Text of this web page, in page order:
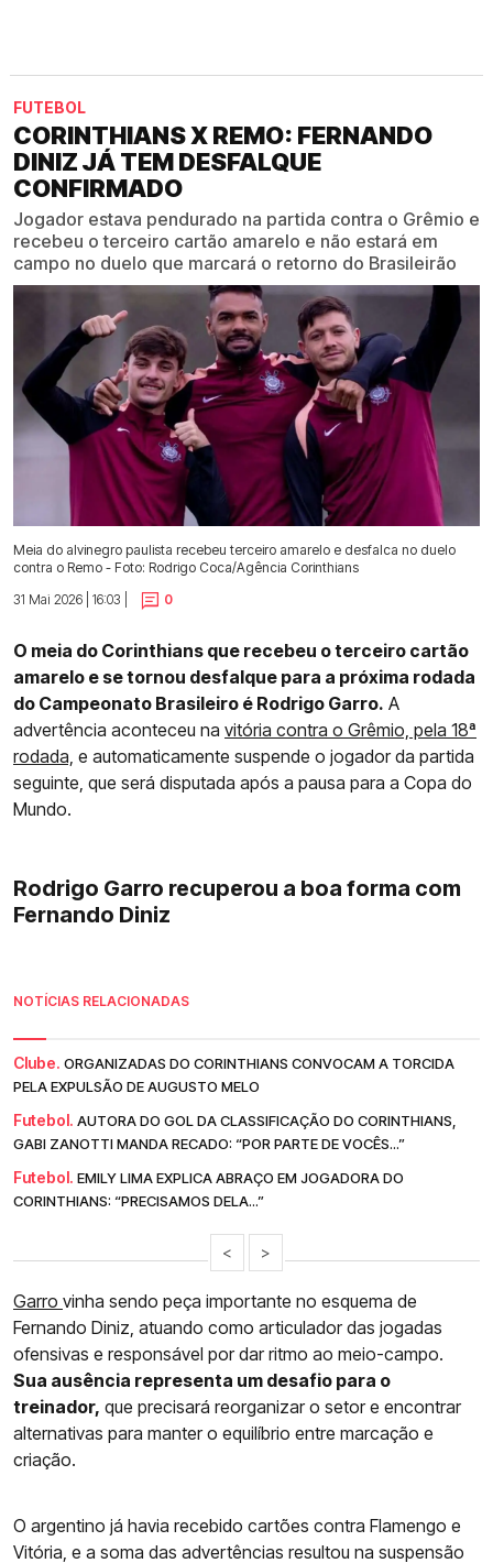
FUTEBOL
CORINTHIANS X REMO: FERNANDO
DINIZ JÁ TEM DESFALQUE
CONFIRMADO
Jogador estava pendurado na partida contra o Grêmio e
recebeu o terceiro cartão amarelo e não estará em
campo no duelo que marcará o retorno do Brasileirão
Meia do alvinegro paulista recebeu terceiro amarelo e desfalca no duelo
contra o Remo - Foto: Rodrigo Coca/Agência Corinthians
31 Mai 2026 | 16:03 |
0
O meia do Corinthians que recebeu o terceiro cartão
amarelo e se tornou desfalque para a próxima rodada
do Campeonato Brasileiro é Rodrigo Garro. A
advertência aconteceu na vitória contra o Grêmio, pela 18ª
rodada, e automaticamente suspende o jogador da partida
seguinte, que será disputada após a pausa para a Copa do
Mundo.
Rodrigo Garro recuperou a boa forma com
Fernando Diniz
NOTÍCIAS RELACIONADAS
Clube. ORGANIZADAS DO CORINTHIANS CONVOCAM A TORCIDA
PELA EXPULSÃO DE AUGUSTO MELO
Futebol. AUTORA DO GOL DA CLASSIFICAÇÃO DO CORINTHIANS,
GABI ZANOTTI MANDA RECADO: “POR PARTE DE VOCÊS...”
Futebol. EMILY LIMA EXPLICA ABRAÇO EM JOGADORA DO
CORINTHIANS: “PRECISAMOS DELA...”
< >
Garro vinha sendo peça importante no esquema de
Fernando Diniz, atuando como articulador das jogadas
ofensivas e responsável por dar ritmo ao meio-campo.
Sua ausência representa um desafio para o
treinador, que precisará reorganizar o setor e encontrar
alternativas para manter o equilíbrio entre marcação e
criação.
O argentino já havia recebido cartões contra Flamengo e
Vitória, e a soma das advertências resultou na suspensão